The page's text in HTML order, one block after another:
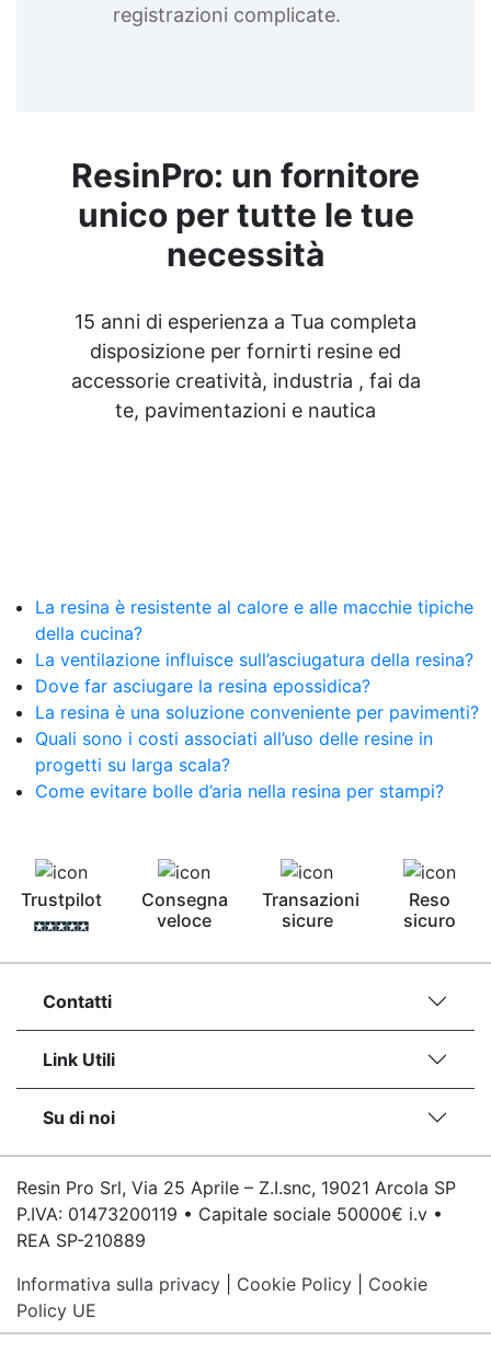
registrazioni complicate.
ResinPro: un fornitore
unico per tutte le tue
necessità
15 anni di esperienza a Tua completa
disposizione per fornirti resine ed
accessorie creatività, industria , fai da
te, pavimentazioni e nautica
La resina è resistente al calore e alle macchie tipiche
della cucina?
La ventilazione influisce sull’asciugatura della resina?
Dove far asciugare la resina epossidica?
La resina è una soluzione conveniente per pavimenti?
Quali sono i costi associati all’uso delle resine in
progetti su larga scala?
Come evitare bolle d’aria nella resina per stampi?
Trustpilot
Consegna
veloce
Transazioni
sicure
Reso
sicuro
Contatti
Link Utili
Su di noi
Resin Pro Srl, Via 25 Aprile – Z.I.snc, 19021 Arcola SP
P.IVA: 01473200119 • Capitale sociale 50000€ i.v •
REA SP-210889
Informativa sulla privacy
Cookie Policy
Cookie
Policy UE